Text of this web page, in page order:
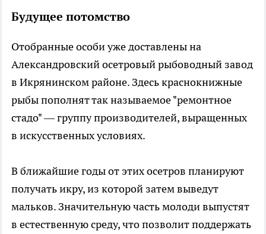
Будущее потомство
Отобранные особи уже доставлены на
Александровский осетровый рыбоводный завод
в Икрянинском районе. Здесь краснокнижные
рыбы пополнят так называемое "ремонтное
стадо" — группу производителей, выращенных
в искусственных условиях.
В ближайшие годы от этих осетров планируют
получать икру, из которой затем выведут
мальков. Значительную часть молоди выпустят
в естественную среду, что позволит поддержать